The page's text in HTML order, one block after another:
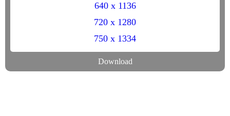
640 x 1136
720 x 1280
750 x 1334
Download